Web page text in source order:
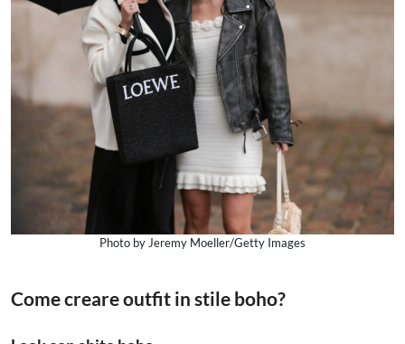
Photo by Jeremy Moeller/Getty Images
Come creare outfit in stile boho?